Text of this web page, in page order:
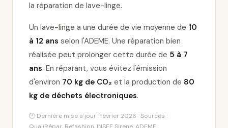
la réparation de lave-linge.
Un lave-linge a une durée de vie moyenne de 10
à 12 ans selon l'ADEME. Une réparation bien
réalisée peut prolonger cette durée de 5 à 7
ans. En réparant, vous évitez l'émission
d'environ 70 kg de CO₂ et la production de 80
kg de déchets électroniques.
🕐 Dernière mise à jour : février 2026 · Sources :